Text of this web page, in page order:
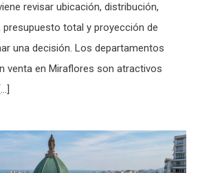
revisar ubicación, distribución,
presupuesto total y proyección de
una decisión. Los departamentos
venta en Miraflores son atractivos